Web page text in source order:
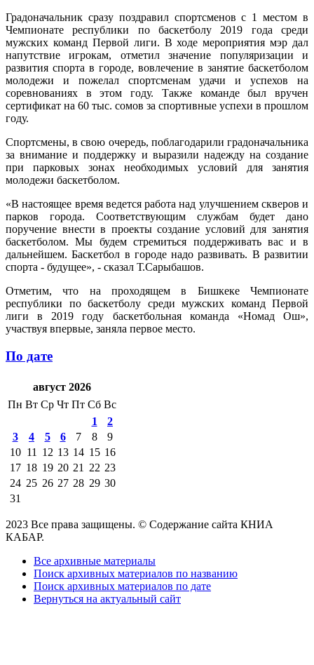
Градоначальник сразу поздравил спортсменов с 1 местом в
Чемпионате республики по баскетболу 2019 года среди
мужских команд Первой лиги. В ходе мероприятия мэр дал
напутствие игрокам, отметил значение популяризации и
развития спорта в городе, вовлечение в занятие баскетболом
молодежи и пожелал спортсменам удачи и успехов на
соревнованиях в этом году. Также команде был вручен
сертификат на 60 тыс. сомов за спортивные успехи в прошлом
году.
Спортсмены, в свою очередь, поблагодарили градоначальника
за внимание и поддержку и выразили надежду на создание
при парковых зонах необходимых условий для занятия
молодежи баскетболом.
«В настоящее время ведется работа над улучшением скверов и
парков города. Соответствующим службам будет дано
поручение внести в проекты создание условий для занятия
баскетболом. Мы будем стремиться поддерживать вас и в
дальнейшем. Баскетбол в городе надо развивать. В развитии
спорта - будущее», - сказал Т.Сарыбашов.
Отметим, что на проходящем в Бишкеке Чемпионате
республики по баскетболу среди мужских команд Первой
лиги в 2019 году баскетбольная команда «Номад Ош»,
участвуя впервые, заняла первое место.
По дате
август 2026
Пн Вт Ср Чт Пт Сб Вс
1
2
3
4 5 6 7 8
9
10 11 12 13 14 15 16
17 18 19 20 21 22 23
24 25 26 27 28 29 30
31
2023 Все права защищены. © Содержание сайта КНИА
КАБАР.
Все архивные материалы
Поиск архивных материалов по названию
Поиск архивных материалов по дате
Вернуться на актуальный сайт